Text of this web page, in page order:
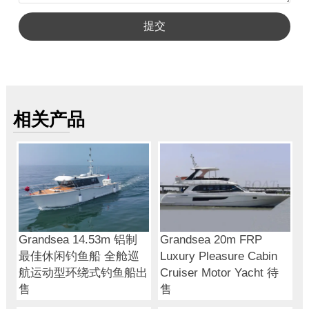
提交
相关产品
Grandsea 14.53m 铝制
最佳休闲钓鱼船 全舱巡
航运动型环绕式钓鱼船出
售
Grandsea 20m FRP
Luxury Pleasure Cabin
Cruiser Motor Yacht 待
售